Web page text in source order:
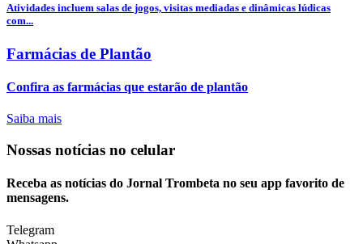
Atividades incluem salas de jogos, visitas mediadas e dinâmicas lúdicas
com...
Farmácias de Plantão
Confira as farmácias que estarão de plantão
Saiba mais
Nossas notícias no celular
Receba as notícias do Jornal Trombeta no seu app favorito de
mensagens.
Telegram